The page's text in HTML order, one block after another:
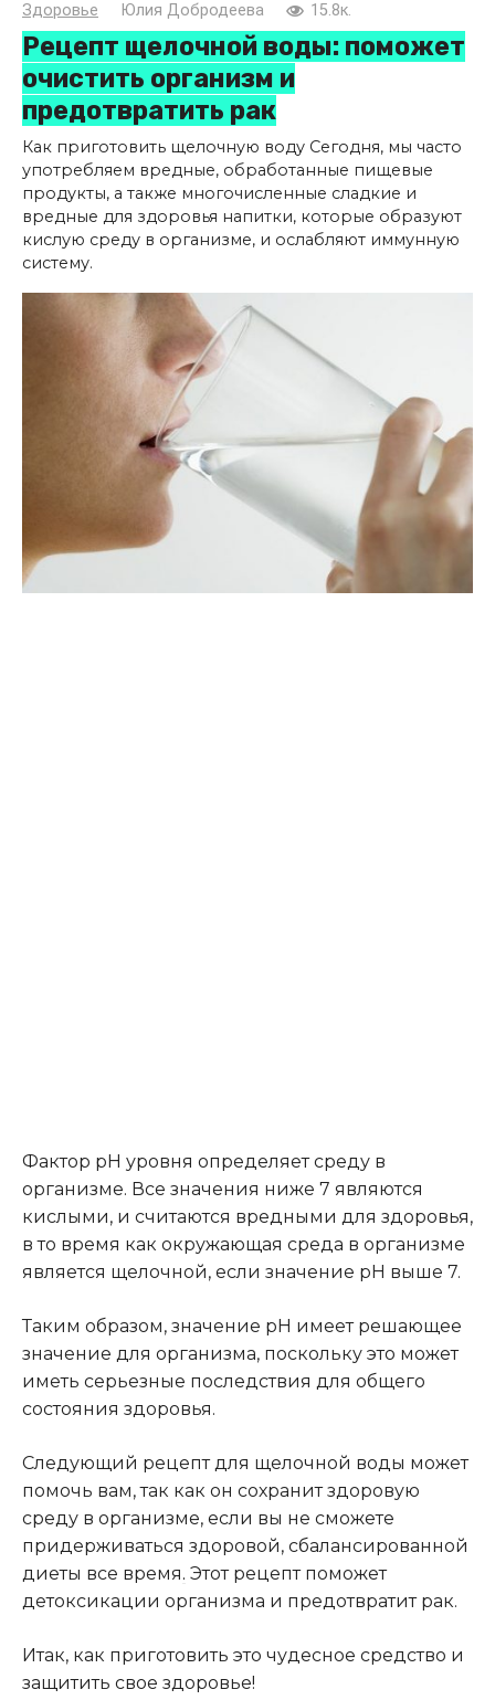
Здоровье Юлия Добродеева 15.8к.
Рецепт щелочной воды: поможет
очистить организм и
предотвратить рак
Как приготовить щелочную воду Сегодня, мы часто
употребляем вредные, обработанные пищевые
продукты, а также многочисленные сладкие и
вредные для здоровья напитки, которые образуют
кислую среду в организме, и ослабляют иммунную
систему.
Фактор рН уровня определяет среду в
организме. Все значения ниже 7 являются
кислыми, и считаются вредными для здоровья,
в то время как окружающая среда в организме
является щелочной, если значение рН выше 7.
Таким образом, значение рН имеет решающее
значение для организма, поскольку это может
иметь серьезные последствия для общего
состояния здоровья.
Следующий рецепт для щелочной воды может
помочь вам, так как он сохранит здоровую
среду в организме, если вы не сможете
придерживаться здоровой, сбалансированной
диеты все время. Этот рецепт поможет
детоксикации организма и предотвратит рак.
Итак, как приготовить это чудесное средство и
защитить свое здоровье!